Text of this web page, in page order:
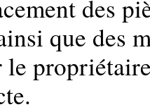
des
que des
le